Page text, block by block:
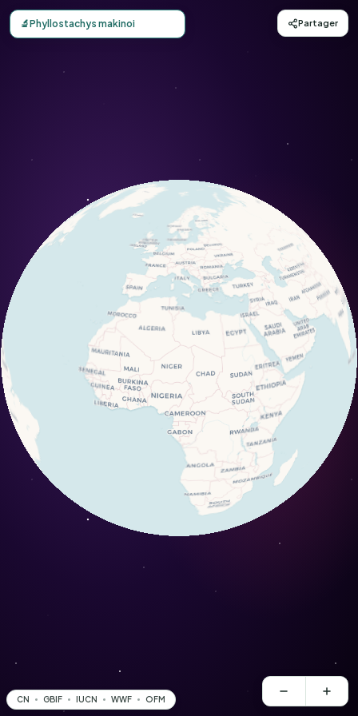
Carte d'observation du Phyllostachys makinoi
🔬Phyllostachys makinoi Partager
CN GBIF IUCN WWF OFM